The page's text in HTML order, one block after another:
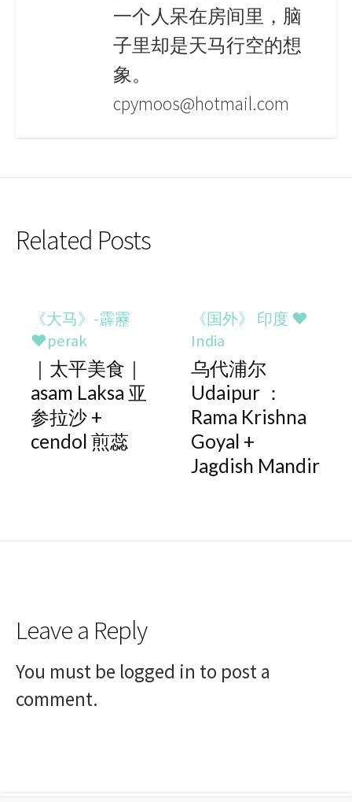
一个人呆在房间里，脑
子里却是天马行空的想
象。
cpymoos@hotmail.com
Related Posts
《大马》-霹靂
♥perak
｜太平美食｜
asam Laksa 亚
参拉沙 +
cendol 煎蕊
《国外》 印度 ♥
India
乌代浦尔
Udaipur ：
Rama Krishna
Goyal +
Jagdish Mandir
Leave a Reply
You must be logged in to post a
comment.